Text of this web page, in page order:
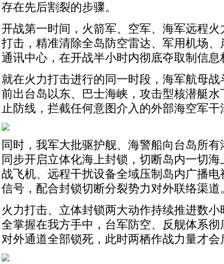
存在先后割裂的步骤。
开战第一时间，火箭军、空军、海军远程
打击，精准清除全岛防空雷达、军用机场
通讯中心，在开战半小时内彻底夺取制信息
就在火力打击进行的同一时段，海军航母战
前出台岛以东、巴士海峡，攻击型核潜艇
止防线，拦截任何意图介入的外部海空军干
同时，我军大批驱护舰、海警船向台岛所
同步开启立体化海上封锁，切断岛内一切
战飞机、远程干扰设备全域压制岛内广播
信号，配合封锁切断分裂势力对外联络渠道
火力打击、立体封锁两大动作持续推进数
全掌握在我方手中，台军防空、反舰体系
对外通道全部锁死，此时两栖作战力量才